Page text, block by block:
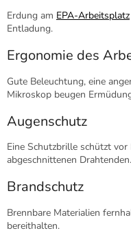
Erdung am EPA-Arbeitsplatz
Entladung.
Ergonomie des
Gute Beleuchtung, eine
Mikroskop beugen
Augenschutz
Eine Schutzbrille schützt
abgeschnittenen Drahtenden.
Brandschutz
Brennbare Materialien
bereithalten.